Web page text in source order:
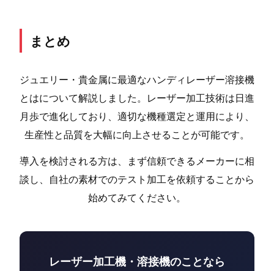
まとめ
ジュエリー・貴金属に最適なハンディレーザー溶接機
とはについて解説しました。レーザー加工技術は日進
月歩で進化しており、適切な機種選定と運用により、
生産性と品質を大幅に向上させることが可能です。
導入を検討される方は、まず信頼できるメーカーに相
談し、自社の素材でのテスト加工を依頼することから
始めてみてください。
レーザー加工機・溶接機のことなら